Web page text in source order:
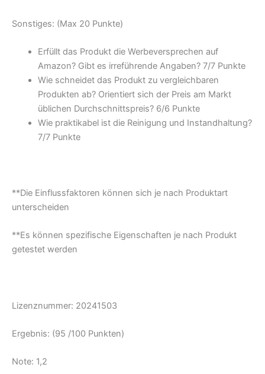
Sonstiges: (Max 20 Punkte)
Erfüllt das Produkt die Werbeversprechen auf
Amazon? Gibt es irreführende Angaben? 7/7 Punkte
Wie schneidet das Produkt zu vergleichbaren
Produkten ab? Orientiert sich der Preis am Markt
üblichen Durchschnittspreis? 6/6 Punkte
Wie praktikabel ist die Reinigung und Instandhaltung?
7/7 Punkte
**Die Einflussfaktoren können sich je nach Produktart
unterscheiden
**Es können spezifische Eigenschaften je nach Produkt
getestet werden
Lizenznummer: 20241503
Ergebnis: (95 /100 Punkten)
Note: 1,2